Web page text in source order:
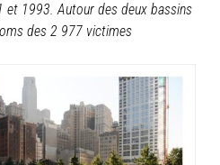
1993. Autour des deux bassins
des 2 977 victimes